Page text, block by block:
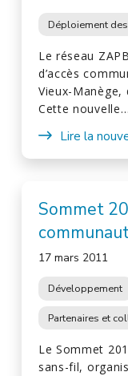
Déploiement
Le réseau
d’accès
Vieux-Manège,
Cette nouvelle…
Lire la
Sommet
17 mars 2011
Développement
Partenaires et
Le Sommet
sans-fil,